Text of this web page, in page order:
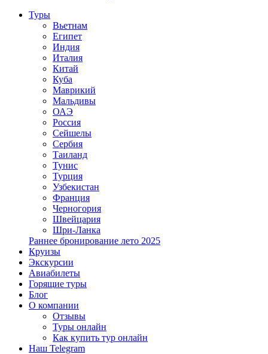
Туры
Вьетнам
Египет
Индия
Италия
Китай
Куба
Маврикий
Мальдивы
ОАЭ
Россия
Сейшелы
Сербия
Таиланд
Тунис
Турция
Узбекистан
Франция
Черногория
Швейцария
Шри-Ланка
Раннее бронирование лето 2025
Круизы
Экскурсии
Авиабилеты
Горящие туры
Блог
О компании
Отзывы
Туры онлайн
Как купить тур онлайн
Наш Telegram